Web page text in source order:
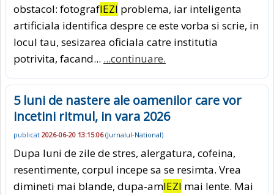
obstacol: fotografIEZI problema, iar inteligenta
artificiala identifica despre ce este vorba si scrie, in
locul tau, sesizarea oficiala catre institutia
potrivita, facand... ...continuare.
5 luni de nastere ale oamenilor care vor
incetini ritmul, in vara 2026
publicat 2026-06-20 13:15:06(Jurnalul-National)
Dupa luni de zile de stres, alergatura, cofeina,
resentimente, corpul incepe sa se resimta. Vrea
dimineti mai blande, dupa-amIEZI mai lente. Mai